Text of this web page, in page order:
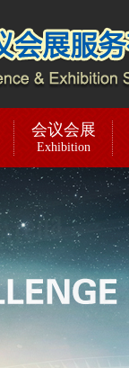
会议会展
Exhibition